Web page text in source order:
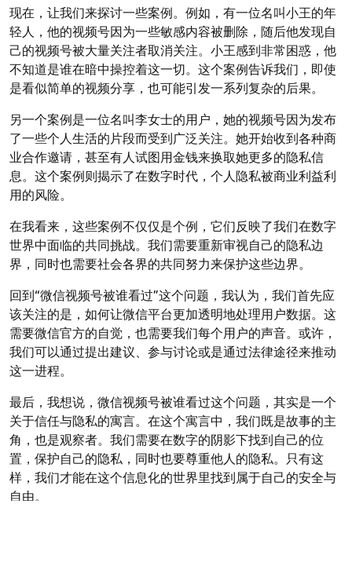
现在，让我们来探讨一些案例。例如，有一位名叫小王的年
轻人，他的视频号因为一些敏感内容被删除，随后他发现自
己的视频号被大量关注者取消关注。小王感到非常困惑，他
不知道是谁在暗中操控着这一切。这个案例告诉我们，即使
是看似简单的视频分享，也可能引发一系列复杂的后果。
另一个案例是一位名叫李女士的用户，她的视频号因为发布
了一些个人生活的片段而受到广泛关注。她开始收到各种商
业合作邀请，甚至有人试图用金钱来换取她更多的隐私信
息。这个案例则揭示了在数字时代，个人隐私被商业利益利
用的风险。
在我看来，这些案例不仅仅是个例，它们反映了我们在数字
世界中面临的共同挑战。我们需要重新审视自己的隐私边
界，同时也需要社会各界的共同努力来保护这些边界。
回到“微信视频号被谁看过”这个问题，我认为，我们首先应
该关注的是，如何让微信平台更加透明地处理用户数据。这
需要微信官方的自觉，也需要我们每个用户的声音。或许，
我们可以通过提出建议、参与讨论或是通过法律途径来推动
这一进程。
最后，我想说，微信视频号被谁看过这个问题，其实是一个
关于信任与隐私的寓言。在这个寓言中，我们既是故事的主
角，也是观察者。我们需要在数字的阴影下找到自己的位
置，保护自己的隐私，同时也要尊重他人的隐私。只有这
样，我们才能在这个信息化的世界里找到属于自己的安全与
自由。